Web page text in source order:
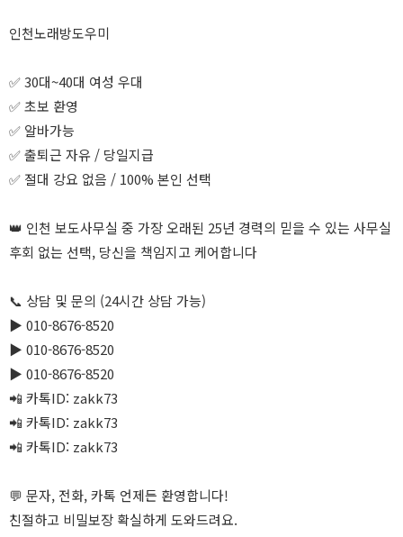
인천노래방도우미
✅ 30대~40대 여성 우대
✅ 초보 환영
✅ 알바가능
✅ 출퇴근 자유 / 당일지급
✅ 절대 강요 없음 / 100% 본인 선택
👑 인천 보도사무실 중 가장 오래된 25년 경력의 믿을 수 있는 사무실
후회 없는 선택, 당신을 책임지고 케어합니다
📞 상담 및 문의 (24시간 상담 가능)
▶️ 010-8676-8520
▶️ 010-8676-8520
▶️ 010-8676-8520
📲 카톡ID: zakk73
📲 카톡ID: zakk73
📲 카톡ID: zakk73
💬 문자, 전화, 카톡 언제든 환영합니다!
친절하고 비밀보장 확실하게 도와드려요.